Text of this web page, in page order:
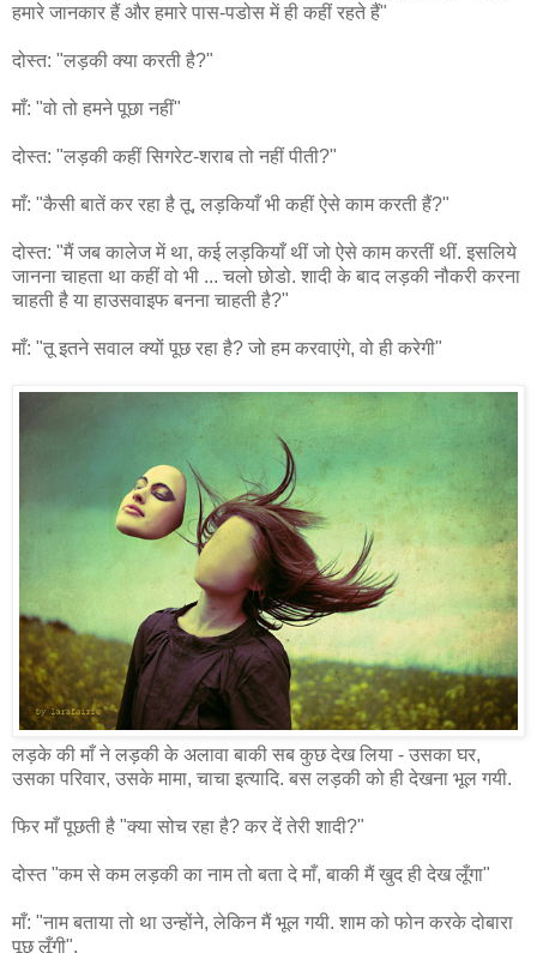
हमारे जानकार हैं और हमारे पास-पडोस में ही कहीं रहते हैं"
दोस्त: "लड़की क्या करती है?"
माँ: "वो तो हमने पूछा नहीं"
दोस्त: "लड़की कहीं सिगरेट-शराब तो नहीं पीती?"
माँ: "कैसी बातें कर रहा है तू, लड़कियाँ भी कहीं ऐसे काम करती हैं?"
दोस्त: "मैं जब कालेज में था, कई लड़कियाँ थीं जो ऐसे काम करतीं थीं. इसलिये
जानना चाहता था कहीं वो भी ... चलो छोडो. शादी के बाद लड़की नौकरी करना
चाहती है या हाउसवाइफ बनना चाहती है?"
माँ: "तू इतने सवाल क्यों पूछ रहा है? जो हम करवाएंगे, वो ही करेगी"
लड़के की माँ ने लड़की के अलावा बाकी सब कुछ देख लिया - उसका घर,
उसका परिवार, उसके मामा, चाचा इत्यादि. बस लड़की को ही देखना भूल गयी.
फिर माँ पूछती है "क्या सोच रहा है? कर दें तेरी शादी?"
दोस्त "कम से कम लड़की का नाम तो बता दे माँ, बाकी मैं खुद ही देख लूँगा"
माँ: "नाम बताया तो था उन्होंने, लेकिन मैं भूल गयी. शाम को फोन करके दोबारा
पूछ लूँगी".